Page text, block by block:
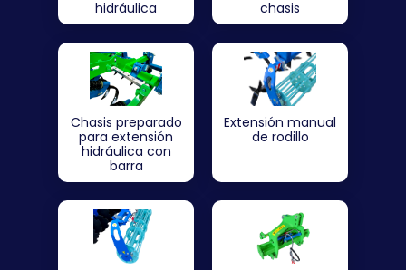
hidráulica
chasis
Chasis preparado
para extensión
hidráulica con
barra
Extensión manual
de rodillo